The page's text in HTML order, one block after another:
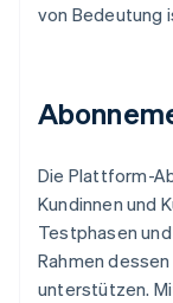
von Bedeutung
Die Plattform-
Kundinnen und
Testphasen
Rahmen
unterstützen.